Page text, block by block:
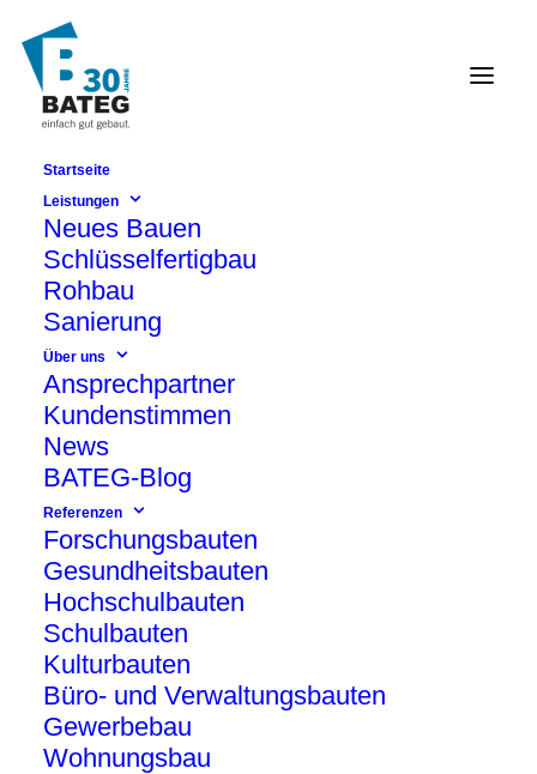
Startseite
Leistungen
Neues Bauen
Schlüsselfertigbau
Rohbau
Sanierung
Über uns
Ansprechpartner
Kundenstimmen
News
BATEG-Blog
Referenzen
Forschungsbauten
Gesundheitsbauten
Hochschulbauten
Schulbauten
Kulturbauten
Büro- und Verwaltungsbauten
Gewerbebau
Wohnungsbau
Archives Portfolio
Erweiterungsbau in Berlin-Spandau
Kladow Parkviertelallee